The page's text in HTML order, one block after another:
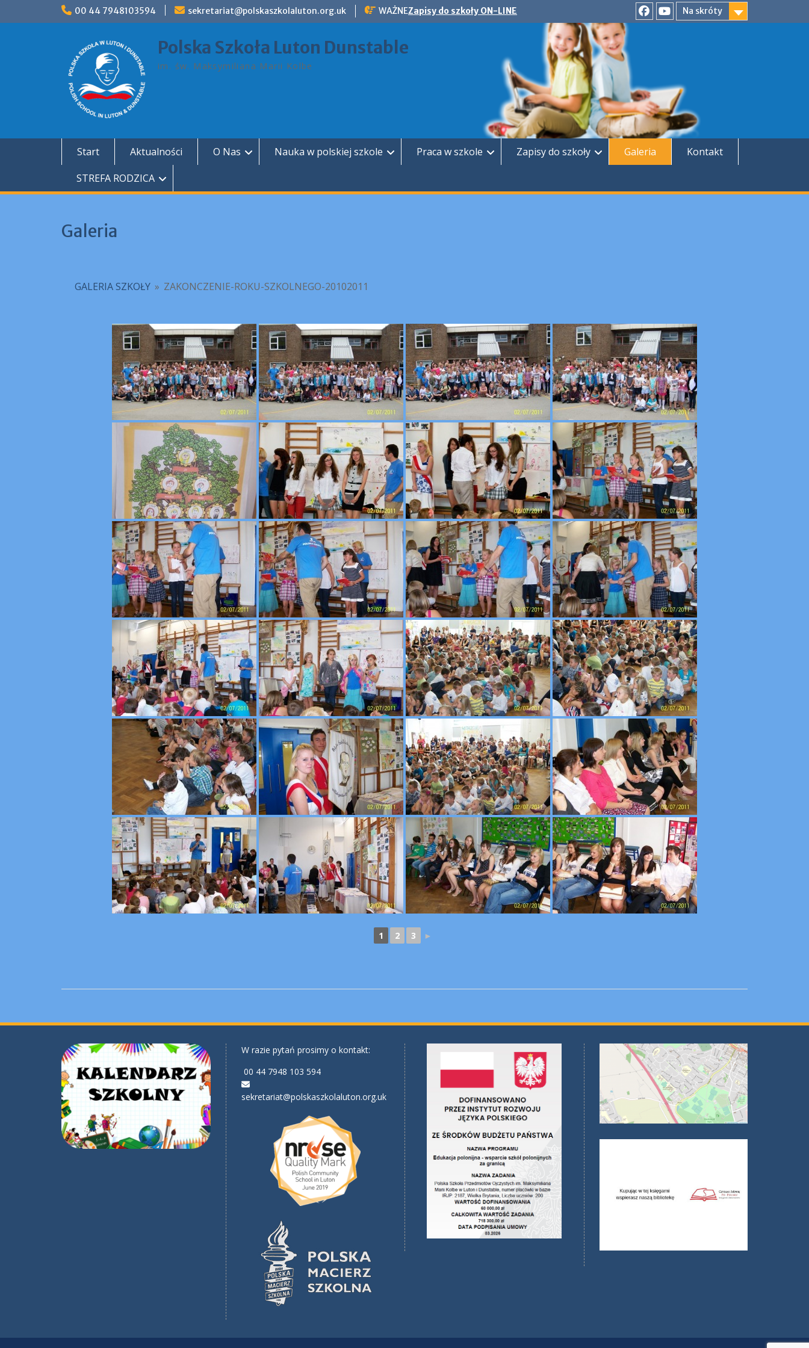
00 44 7948103594 sekretariat@polskaszkolaluton.org.uk WAŻNEZapisy do szkoły ON-LINE
Na skróty
FacebookYouTube
Polska Szkoła Luton Dunstable
im. św. Maksymiliana Marii Kolbe
Start Aktualności O Nas Nauka w polskiej szkole Praca w szkole Zapisy do szkoły Galeria
Kontakt
STREFA RODZICA
Galeria
GALERIA SZKOŁY » ZAKONCZENIE-ROKU-SZKOLNEGO-20102011
1 2 3 ►
W razie pytań prosimy o kontakt:
00 44 7948 103 594
sekretariat@polskaszkolaluton.org.uk